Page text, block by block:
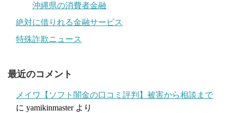
沖縄県の消費者金融
絶対に借りれる金融サービス
特殊詐欺ニュース
最近のコメント
メイワ【ソフト闇金の口コミ評判】被害から相談まで
に yamikinmasterより